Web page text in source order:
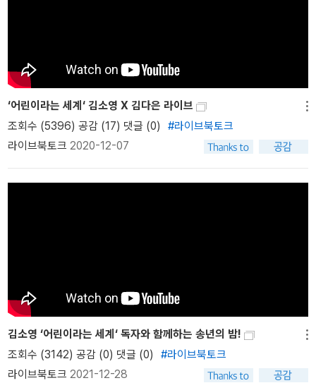
말 듯한 감정을 곱씹는 재미로 책 읽기를 이어 갈 수 있으면 된다.” 세
살 버릇 여든까지 간다는 말이 있지요. 책 읽기에 얽매이지 않으면서
도구로서의 책과 자유롭게 평생 함께할 수 있다면 얼마나 좋을까요?
어른은 어린이에게 그 방법을 실천하도록 돕는 조력자여야 합니다.
더불어 어른도 새로운 관점을 가지고 책을 읽어 나갈 수 있다면 더욱
좋겠지요. 『어린이책 읽는 법』은 책을 고르는 법부터 다양한 갈래별
책을 읽는 법까지 찬찬히 설명해 줍니다. 저자가 독서교실에서 만난
함께 읽고 싶은 마음이 듭니다. 어린이에게 어떻게 책 읽기를 권할지
고민하는 부모, 책을 어떻게 읽을지 망설이는 어른, ‘어른이 무슨 어린
이책이냐’는 편견을 가진 어른에게 권합니다. 좋은 책은 남녀노소 누
구에게나 좋은 책이라는 사실을 깨닫게 될 겁니다.
‘어린이라는 세계‘ 김소영 X 김다은 라이브
조회수 (5396) 공감 (17) 댓글 (0)
#라이브북토크
라이브북토크 2020-12-07
김소영 ‘어린이라는 세계‘ 독자와 함께하는 송년의 밤!
조회수 (3142) 공감 (0) 댓글 (0)
#라이브북토크
라이브북토크 2021-12-28